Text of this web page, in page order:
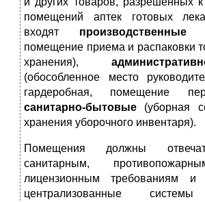
помещений аптек готовых
входят производственные
помещение приема и распаковки
хранения),
(обособленное место
гардеробная, помещение
санитарно-бытовые
(уборная
хранения уборочного инвентаря).
Помещения должны
санитарным,
лицензионным требованиям и
централизованные